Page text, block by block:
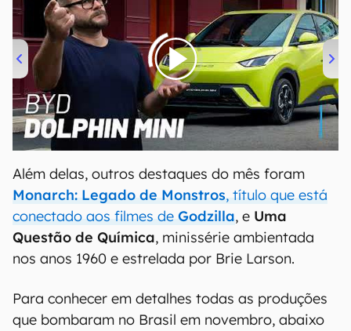
00:00/04:07
Além delas, outros destaques do mês foram
Monarch: Legado de Monstros, título que está
conectado aos filmes de Godzilla, e Uma
Questão de Química, minissérie ambientada
nos anos 1960 e estrelada por Brie Larson.
Para conhecer em detalhes todas as produções
que bombaram no Brasil em novembro, abaixo